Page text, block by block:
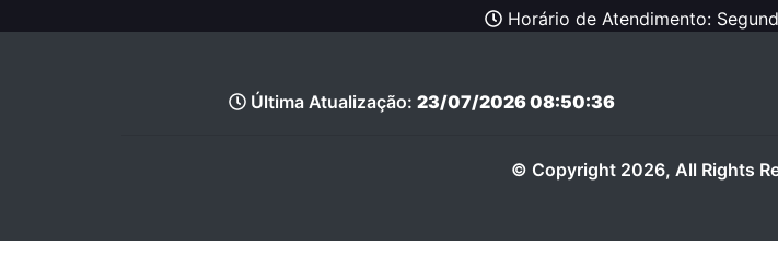
Horário de Atendimento:
Última Atualização: 23/07/2026 08:50:36
© Copyright 2026, All Rights